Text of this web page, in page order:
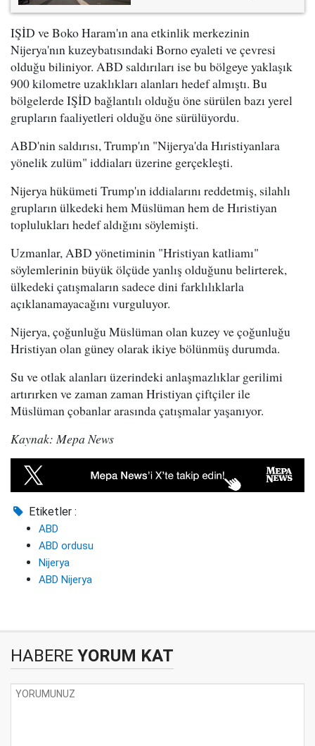
IŞİD ve Boko Haram'ın ana etkinlik merkezinin
Nijerya'nın kuzeybatısındaki Borno eyaleti ve çevresi
olduğu biliniyor. ABD saldırıları ise bu bölgeye yaklaşık
900 kilometre uzaklıkları alanları hedef almıştı. Bu
bölgelerde IŞİD bağlantılı olduğu öne sürülen bazı yerel
grupların faaliyetleri olduğu öne sürülüyordu.
ABD'nin saldırısı, Trump'ın "Nijerya'da Hıristiyanlara
yönelik zulüm" iddiaları üzerine gerçekleşti.
Nijerya hükümeti Trump'ın iddialarını reddetmiş, silahlı
grupların ülkedeki hem Müslüman hem de Hıristiyan
toplulukları hedef aldığını söylemişti.
Uzmanlar, ABD yönetiminin "Hristiyan katliamı"
söylemlerinin büyük ölçüde yanlış olduğunu belirterek,
ülkedeki çatışmaların sadece dini farklılıklarla
açıklanamayacağını vurguluyor.
Nijerya, çoğunluğu Müslüman olan kuzey ve çoğunluğu
Hristiyan olan güney olarak ikiye bölünmüş durumda.
Su ve otlak alanları üzerindeki anlaşmazlıklar gerilimi
artırırken ve zaman zaman Hristiyan çiftçiler ile
Müslüman çobanlar arasında çatışmalar yaşanıyor.
Kaynak: Mepa News
Etiketler :
ABD
ABD ordusu
Nijerya
ABD Nijerya
HABERE YORUM KAT